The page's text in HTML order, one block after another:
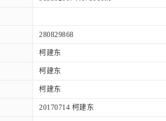
280829868
柯建东
柯建东
柯建东
20170714 柯建东